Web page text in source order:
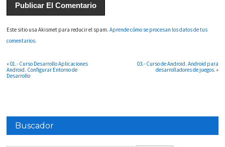
Este sitio usa Akismet para reducir el spam.Aprende cómo se procesan los datos de tus
comentarios.
«01.- Curso Desarrollo Aplicaciones
Android. Configurar Entorno de
Desarrollo
03.- Curso de Android. Android para
desarrolladores de juegos. »
Buscador